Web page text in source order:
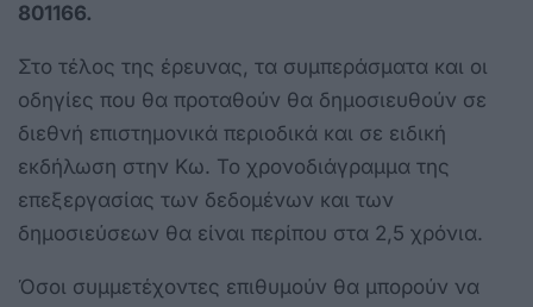
801166.
Στο τέλος της έρευνας, τα συμπεράσματα και οι
οδηγίες που θα προταθούν θα δημοσιευθούν σε
διεθνή επιστημονικά περιοδικά και σε ειδική
εκδήλωση στην Κω. Το χρονοδιάγραμμα της
επεξεργασίας των δεδομένων και των
δημοσιεύσεων θα είναι περίπου στα 2,5 χρόνια.
Όσοι συμμετέχοντες επιθυμούν θα μπορούν να